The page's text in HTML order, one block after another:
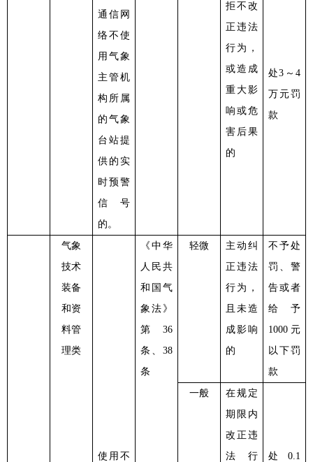
通信网
络不使
用气象
主管机
构所属
的气象
台站提
供的实
时预警
信号
的。
拒不改
正违法
行为，
或造成
重大影
响或危
害后果
的
处3～4
万元罚
款
气象
技术
装备
和资
料管
理类
使用不
《中华
人民共
和国气
象法》
第 36
条、38
条
轻微
主动纠
正违法
行为，
且未造
成影响
的
不予处
罚、警
告或者
给予
1000元
以下罚
款
一般
在规定
期限内
改正违
法行
处 0.1